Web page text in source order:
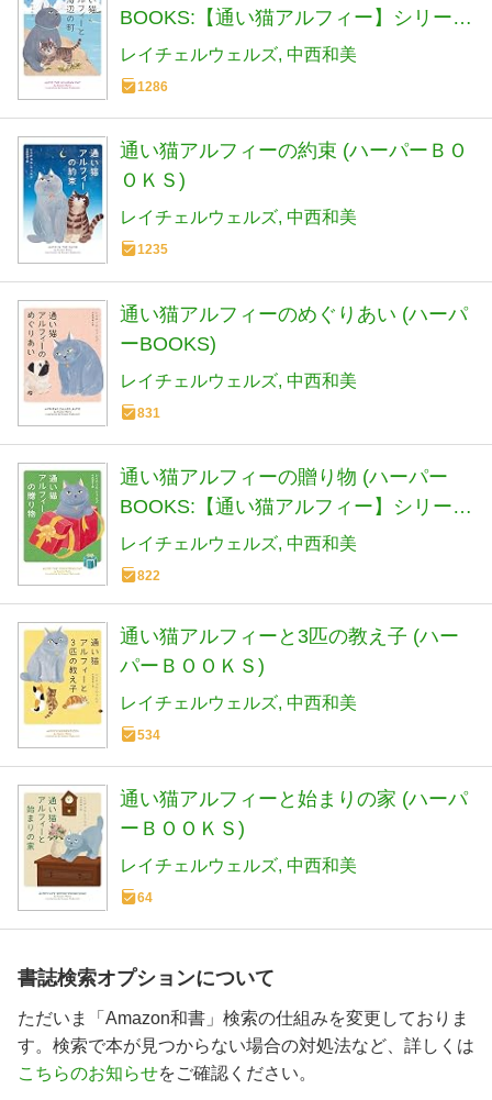
BOOKS:【通い猫アルフィー】シリーズ
第4弾)
レイチェルウェルズ 中西和美
1286
通い猫アルフィーの約束 (ハーパーＢＯ
ＯＫＳ)
レイチェルウェルズ 中西和美
1235
通い猫アルフィーのめぐりあい (ハーパ
ーBOOKS)
レイチェルウェルズ 中西和美
831
通い猫アルフィーの贈り物 (ハーパー
BOOKS:【通い猫アルフィー】シリーズ
第7弾)
レイチェルウェルズ 中西和美
822
通い猫アルフィーと3匹の教え子 (ハー
パーＢＯＯＫＳ)
レイチェルウェルズ 中西和美
534
通い猫アルフィーと始まりの家 (ハーパ
ーＢＯＯＫＳ)
レイチェルウェルズ 中西和美
64
書誌検索オプションについて
ただいま「Amazon和書」検索の仕組みを変更しておりま
す。検索で本が見つからない場合の対処法など、詳しくは
こちらのお知らせをご確認ください。